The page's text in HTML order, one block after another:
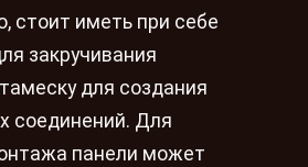
стоит иметь при себе
закручивания
для создания
соединений. Для
панели может